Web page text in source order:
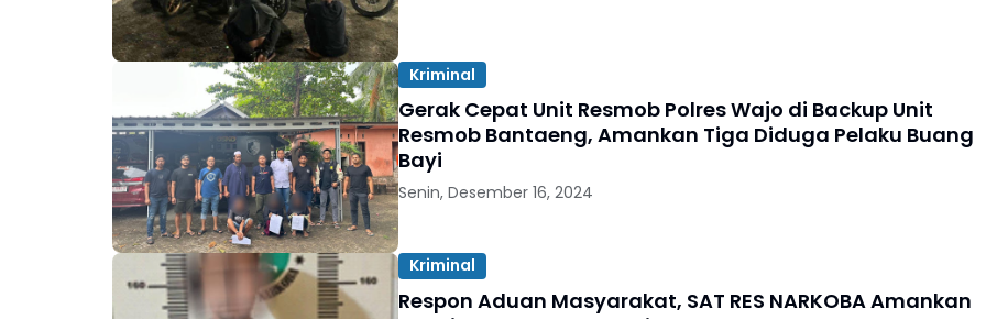
Kriminal
Gerak Cepat Unit Resmob Polres Wajo di Backup Unit
Resmob Bantaeng, Amankan Tiga Diduga Pelaku Buang
Bayi
Senin, Desember 16, 2024
Kriminal
Respon Aduan Masyarakat, SAT RES NARKOBA Amankan